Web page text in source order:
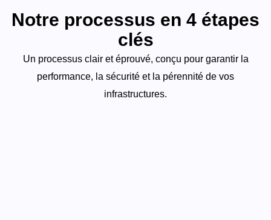
Notre processus en 4 étapes
clés
Un processus clair et éprouvé, conçu pour garantir la
performance, la sécurité et la pérennité de vos
infrastructures.